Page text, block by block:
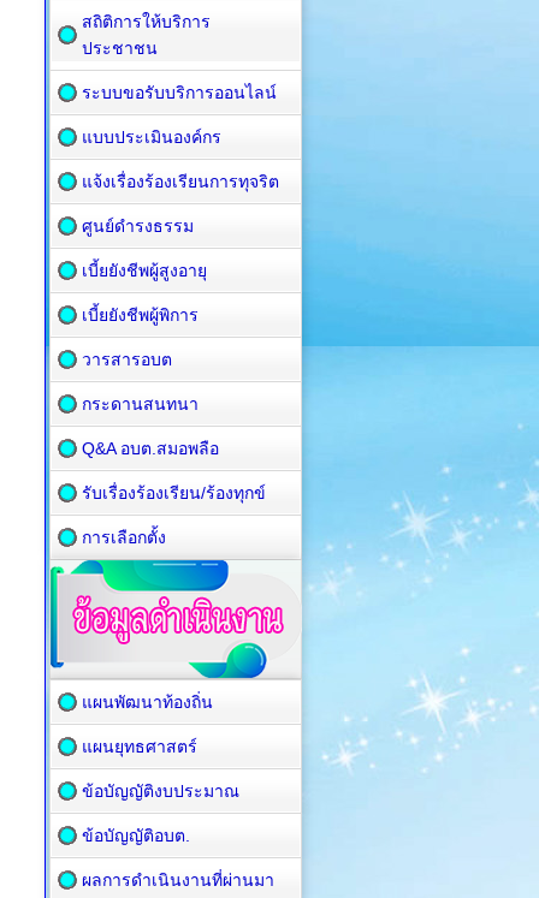
สถิติการให้บริการ
ประชาชน
ระบบขอรับบริการออนไลน์
แบบประเมินองค์กร
แจ้งเรื่องร้องเรียนการทุจริต
ศูนย์ดำรงธรรม
เบี้ยยังชีพผู้สูงอายุ
เบี้ยยังชีพผู้พิการ
วารสารอบต
กระดานสนทนา
Q&A อบต.สมอพลือ
รับเรื่องร้องเรียน/ร้องทุกข์
การเลือกตั้ง
แผนพัฒนาท้องถิ่น
แผนยุทธศาสตร์
ข้อบัญญัติงบประมาณ
ข้อบัญญัติอบต.
ผลการดำเนินงานที่ผ่านมา